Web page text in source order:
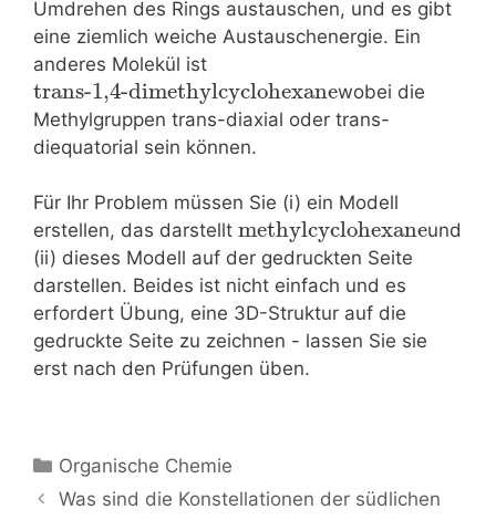
Umdrehen des Rings austauschen, und es gibt
eine ziemlich weiche Austauschenergie. Ein
anderes Molekül ist
trans-1,4-dimethylcyclohexanewobei die
Methylgruppen trans-diaxial oder trans-
diequatorial sein können.
Für Ihr Problem müssen Sie (i) ein Modell
erstellen, das darstellt methylcyclohexaneund
(ii) dieses Modell auf der gedruckten Seite
darstellen. Beides ist nicht einfach und es
erfordert Übung, eine 3D-Struktur auf die
gedruckte Seite zu zeichnen - lassen Sie sie
erst nach den Prüfungen üben.
Kategorien
Organische Chemie
Beitrags-
Was sind die Konstellationen der südlichen